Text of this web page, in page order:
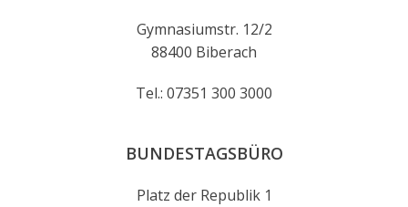
Gymnasiumstr. 12/2
88400 Biberach
Tel.: 07351 300 3000
BUNDESTAGSBÜRO
Platz der Republik 1